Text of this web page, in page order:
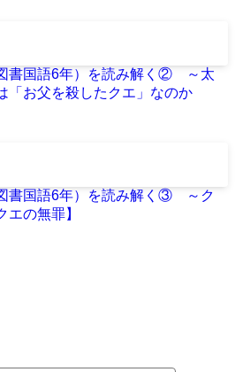
図書国語6年）を読み解く② ～太
「お父を殺したクエ」なのか
書国語6年）を読み解く③ ～ク
エの無罪】